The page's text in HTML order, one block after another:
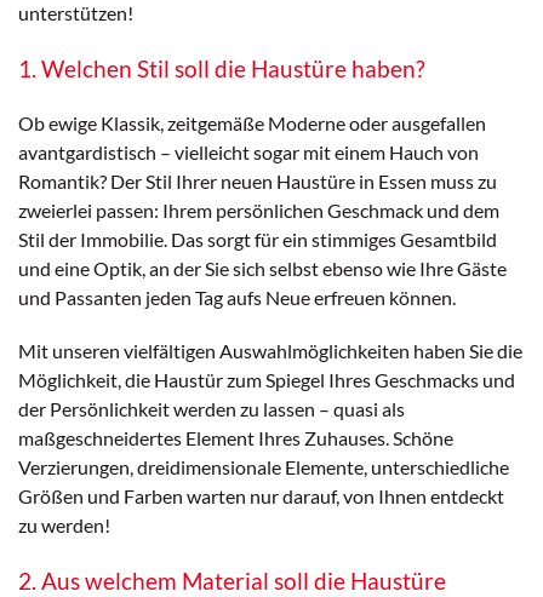
unterstützen!
1. Welchen Stil soll die Haustüre haben?
Ob ewige Klassik, zeitgemäße Moderne oder ausgefallen
avantgardistisch – vielleicht sogar mit einem Hauch von
Romantik? Der Stil Ihrer neuen Haustüre in Essen muss zu
zweierlei passen: Ihrem persönlichen Geschmack und dem
Stil der Immobilie. Das sorgt für ein stimmiges Gesamtbild
und eine Optik, an der Sie sich selbst ebenso wie Ihre Gäste
und Passanten jeden Tag aufs Neue erfreuen können.
Mit unseren vielfältigen Auswahlmöglichkeiten haben Sie die
Möglichkeit, die Haustür zum Spiegel Ihres Geschmacks und
der Persönlichkeit werden zu lassen – quasi als
maßgeschneidertes Element Ihres Zuhauses. Schöne
Verzierungen, dreidimensionale Elemente, unterschiedliche
Größen und Farben warten nur darauf, von Ihnen entdeckt
zu werden!
2. Aus welchem Material soll die Haustüre